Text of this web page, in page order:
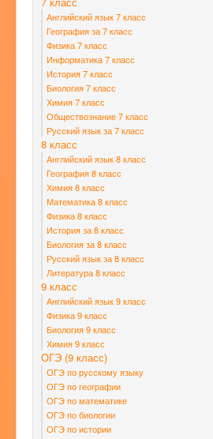
Английский язык 7 класс
География за 7 класс
Физика 7 класс
Информатика 7 класс
История 7 класс
Биология 7 класс
Химия 7 класс
Обществознание 7 класс
Русский язык за 7 класс
8 класс
Английский язык 8 класс
География 8 класс
Химия 8 класс
Математика 8 класс
Физика 8 класс
История за 8 класс
Биология за 8 класс
Русский язык за 8 класс
Литература 8 класс
9 класс
Английский язык 9 класс
Физика 9 класс
Биология 9 класс
Химия 9 класс
ОГЭ (9 класс)
ОГЭ по русскому языку
ОГЭ по географии
ОГЭ по математике
ОГЭ по биологии
ОГЭ по истории